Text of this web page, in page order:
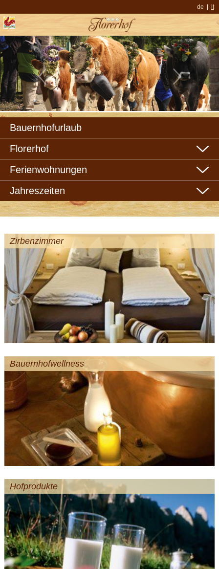
de it
Bauernhofurlaub
Florerhof
Ferienwohnungen
Jahreszeiten
Zirbenzimmer
Bauernhofwellness
Hofprodukte